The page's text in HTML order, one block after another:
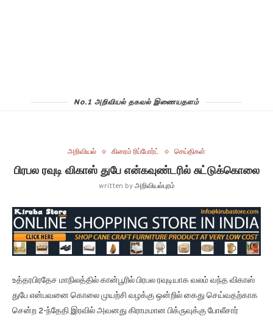
No.1 அறிவியல் தகவல் இணையதளம்
அறிவியல் கிரைம் ரிப்போர்ட் செய்திகள்
பிரபல ரவுடி விகாஸ் துபே என்கவுண்டரில் சுட்டுக்கொலை
written byஅறிவியல்புரம்
உத்தரபிரதேச மாநிலத்தில் கான்பூரில் பிரபல ரவுடியாக வலம் வந்த விகாஸ்
துபே என்பவனை கொலை முயற்சி வழக்கு ஒன்றில் கைது செய்வதற்காக
சென்ற 2-ந்தேதி இரவில் அவனது கிராமமான பிக்ருவுக்கு போலீசார்